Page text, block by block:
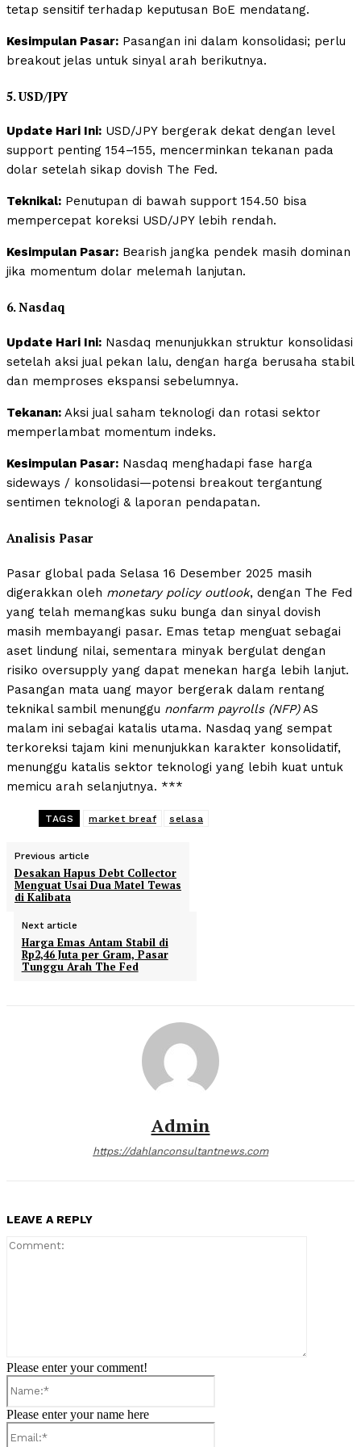
tetap sensitif terhadap keputusan BoE mendatang.
Kesimpulan Pasar: Pasangan ini dalam konsolidasi; perlu
breakout jelas untuk sinyal arah berikutnya.
5. USD/JPY
Update Hari Ini: USD/JPY bergerak dekat dengan level
support penting 154–155, mencerminkan tekanan pada
dolar setelah sikap dovish The Fed.
Teknikal: Penutupan di bawah support 154.50 bisa
mempercepat koreksi USD/JPY lebih rendah.
Kesimpulan Pasar: Bearish jangka pendek masih dominan
jika momentum dolar melemah lanjutan.
6. Nasdaq
Update Hari Ini: Nasdaq menunjukkan struktur konsolidasi
setelah aksi jual pekan lalu, dengan harga berusaha stabil
dan memproses ekspansi sebelumnya.
Tekanan: Aksi jual saham teknologi dan rotasi sektor
memperlambat momentum indeks.
Kesimpulan Pasar: Nasdaq menghadapi fase harga
sideways / konsolidasi—potensi breakout tergantung
sentimen teknologi & laporan pendapatan.
Analisis Pasar
Pasar global pada Selasa 16 Desember 2025 masih
digerakkan oleh monetary policy outlook, dengan The Fed
yang telah memangkas suku bunga dan sinyal dovish
masih membayangi pasar. Emas tetap menguat sebagai
aset lindung nilai, sementara minyak bergulat dengan
risiko oversupply yang dapat menekan harga lebih lanjut.
Pasangan mata uang mayor bergerak dalam rentang
teknikal sambil menunggu nonfarm payrolls (NFP)AS
malam ini sebagai katalis utama. Nasdaq yang sempat
terkoreksi tajam kini menunjukkan karakter konsolidatif,
menunggu katalis sektor teknologi yang lebih kuat untuk
memicu arah selanjutnya. ***
TAGS market breaf selasa
Previous article
Desakan Hapus Debt Collector
Menguat Usai Dua Matel Tewas
di Kalibata
Next article
Harga Emas Antam Stabil di
Rp2,46 Juta per Gram, Pasar
Tunggu Arah The Fed
Admin
https://dahlanconsultantnews.com
LEAVE A REPLY
Please enter your comment!
Please enter your name here